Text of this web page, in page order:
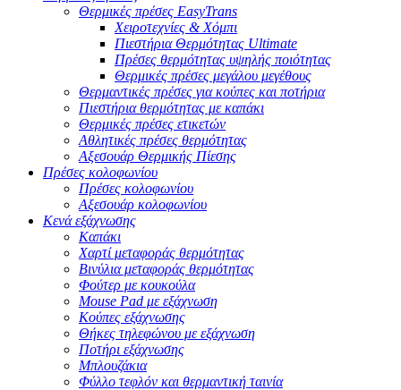
Θερμικές πρέσες EasyTrans
Χειροτεχνίες & Χόμπι
Πιεστήρια Θερμότητας Ultimate
Πρέσες θερμότητας υψηλής ποιότητας
Θερμικές πρέσες μεγάλου μεγέθους
Θερμαντικές πρέσες για κούπες και ποτήρια
Πιεστήρια θερμότητας με καπάκι
Θερμικές πρέσες ετικετών
Αθλητικές πρέσες θερμότητας
Αξεσουάρ Θερμικής Πίεσης
Πρέσες κολοφωνίου
Πρέσες κολοφωνίου
Αξεσουάρ κολοφωνίου
Κενά εξάχνωσης
Καπάκι
Χαρτί μεταφοράς θερμότητας
Βινύλια μεταφοράς θερμότητας
Φούτερ με κουκούλα
Mouse Pad με εξάχνωση
Κούπες εξάχνωσης
Θήκες τηλεφώνου με εξάχνωση
Ποτήρι εξάχνωσης
Μπλουζάκια
Φύλλο τεφλόν και θερμαντική ταινία